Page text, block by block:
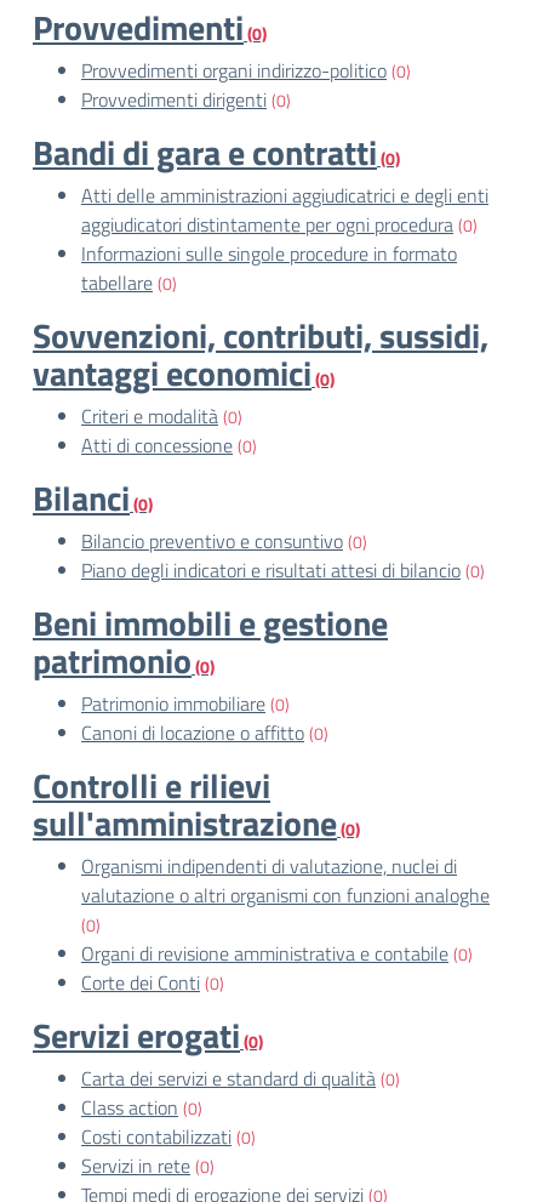
Provvedimenti(0)
Provvedimenti organi indirizzo-politico(0)
Provvedimenti dirigenti(0)
Bandi di gara e contratti(0)
Atti delle amministrazioni aggiudicatrici e degli enti
aggiudicatori distintamente per ogni procedura(0)
Informazioni sulle singole procedure in formato
tabellare(0)
Sovvenzioni, contributi, sussidi,
vantaggi economici(0)
Criteri e modalità(0)
Atti di concessione(0)
Bilanci(0)
Bilancio preventivo e consuntivo(0)
Piano degli indicatori e risultati attesi di bilancio(0)
Beni immobili e gestione
patrimonio(0)
Patrimonio immobiliare(0)
Canoni di locazione o affitto(0)
Controlli e rilievi
sull'amministrazione(0)
Organismi indipendenti di valutazione, nuclei di
valutazione o altri organismi con funzioni analoghe
(0)
Organi di revisione amministrativa e contabile(0)
Corte dei Conti(0)
Servizi erogati(0)
Carta dei servizi e standard di qualità(0)
Class action (0)
Costi contabilizzati(0)
Servizi in rete(0)
Tempi medi di erogazione dei servizi(0)